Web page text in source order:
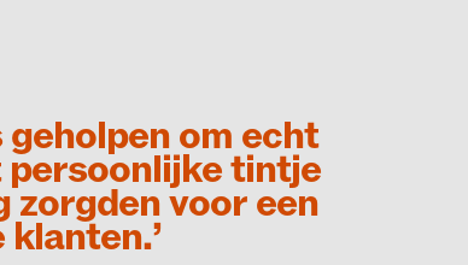
om echt
persoonlijke tintje
zorgden voor een